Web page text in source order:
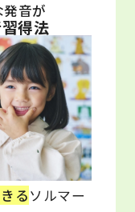
音が
得法
るソルマー